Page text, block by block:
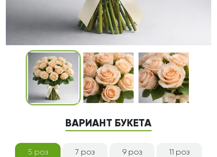
ВАРИАНТ БУКЕТА
5 роз 7 роз 9 роз 11 роз